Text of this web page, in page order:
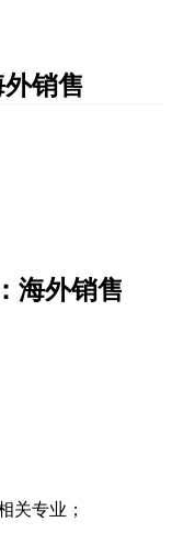
销售
海外销售
关专业；